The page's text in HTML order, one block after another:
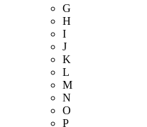
G
H
I
J
K
L
M
N
O
P